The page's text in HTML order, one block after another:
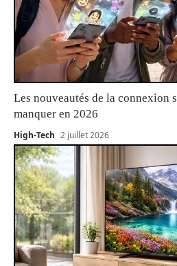
Les nouveautés de la connexion
manquer en 2026
High-Tech 2 juillet 2026